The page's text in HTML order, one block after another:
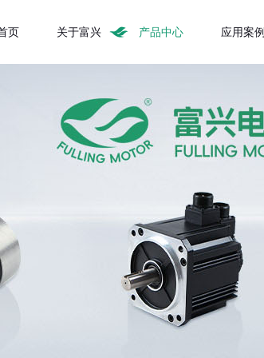
页 关于富兴 产品中心 应用案例